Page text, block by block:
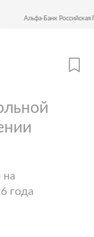
Альфа-Банк Российская
на
года